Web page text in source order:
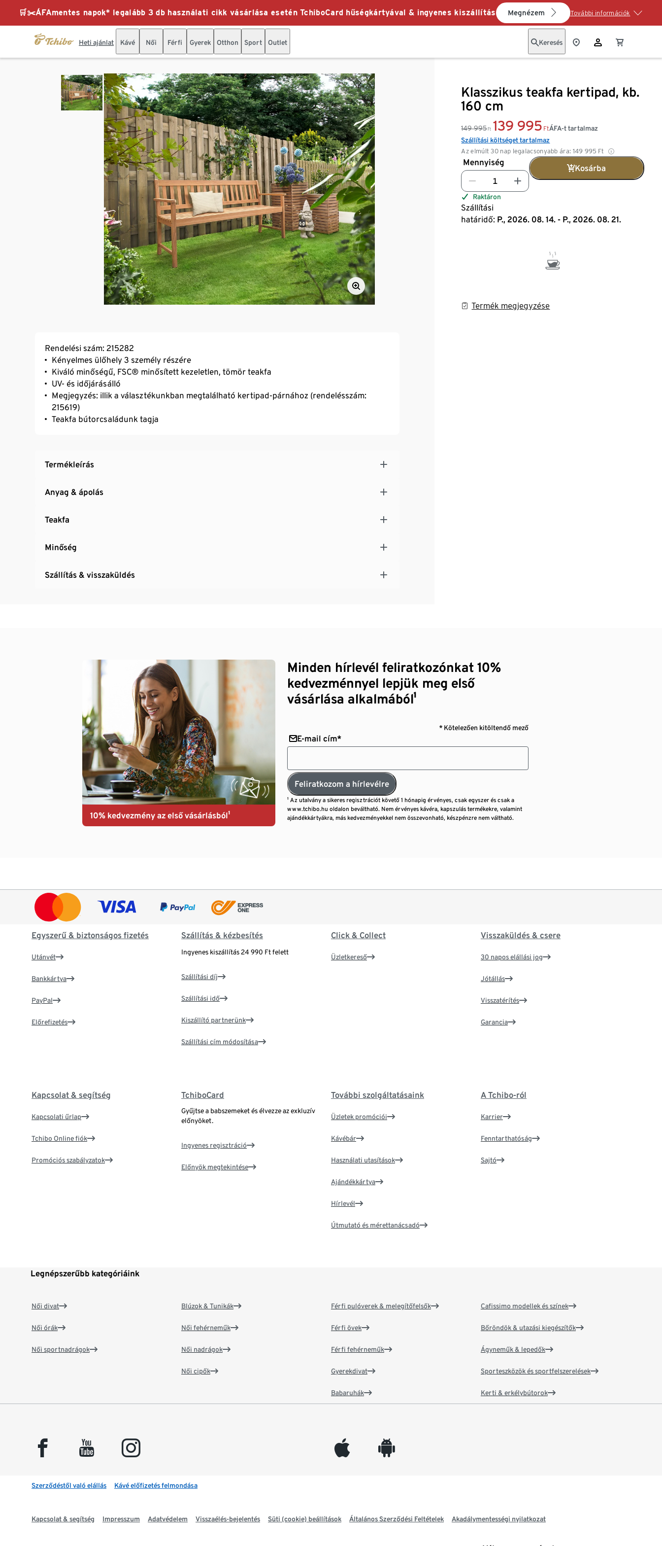
🛒✂️ÁFAmentes napok* legalább 3 db használati cikk vásárlása esetén TchiboCard hűségkártyával & ingyenes kiszállítás Megnézem További információk
Heti ajánlat Kávé Női Férfi Gyerek Otthon Sport Outlet Keresés
Klasszikus teakfa kertipad, kb.
160 cm
149 995 Ft 139 995 Ft
Az elmúlt 30 nap legalacsonyabb ára: 149 995 Ft
ÁFA-t tartalmaz
Szállítási költséget tartalmaz
Mennyiség
Kosárba
Raktáron
Szállítási
határidő: P., 2026. 08. 14. - P., 2026. 08. 21.
Termék megjegyzése
Rendelési szám: 215282
Kényelmes ülőhely 3 személy részére
Kiváló minőségű, FSC® minősített kezeletlen, tömör teakfa
UV- és időjárásálló
Megjegyzés: illik a választékunkban megtalálható kertipad-párnához (rendelésszám:
215619)
Teakfa bútorcsaládunk tagja
Termékleírás
Anyag & ápolás
Teakfa
Minőség
Szállítás & visszaküldés
10% kedvezmény az első vásárlásból¹
Minden hírlevél feliratkozónkat 10%
kedvezménnyel lepjük meg első
vásárlása alkalmából¹
* Kötelezően kitöltendő mező
E-mail cím*
Feliratkozom a hírlevélre
¹ Az utalvány a sikeres regisztrációt követő 1 hónapig érvényes, csak egyszer és csak a
www.tchibo.hu oldalon beváltható. Nem érvényes kávéra, kapszulás termékekre, valamint
ajándékkártyákra, más kedvezményekkel nem összevonható, készpénzre nem váltható.
Egyszerű & biztonságos fizetés
Utánvét
Bankkártya
PayPal
Előrefizetés
Szállítás & kézbesítés
Ingyenes kiszállítás 24 990 Ft felett
Szállítási díj
Szállítási idő
Kiszállító partnerünk
Szállítási cím módosítása
Click & Collect
Üzletkereső
Visszaküldés & csere
30 napos elállási jog
Jótállás
Visszatérítés
Garancia
Kapcsolat & segítség
Kapcsolati űrlap
Tchibo Online fiók
Promóciós szabályzatok
TchiboCard
Gyűjtse a babszemeket és élvezze az exkluzív
előnyöket.
Ingyenes regisztráció
Előnyök megtekintése
További szolgáltatásaink
Üzletek promóciói
Kávébár
Használati utasítások
Ajándékkártya
Hírlevél
Útmutató és mérettanácsadó
A Tchibo-ról
Karrier
Fenntarthatóság
Sajtó
Legnépszerűbb kategóriáink
Női divat
Női órák
Női sportnadrágok
Blúzok & Tunikák
Női fehérneműk
Női nadrágok
Női cipők
Férfi pulóverek & melegítőfelsők
Férfi övek
Férfi fehérneműk
Gyerekdivat
Babaruhák
Cafissimo modellek és színek
Bőröndök & utazási kiegészítők
Ágyneműk & lepedők
Sporteszközök és sportfelszerelések
Kerti & erkélybútorok
facebook youtube instagram appleinc android
Szerződéstől való elállás Kávé előfizetés felmondása
Kapcsolat & segítség Impresszum Adatvédelem Visszaélés-bejelentés Süti (cookie) beállítások Általános Szerződési Feltételek Akadálymentességi nyilatkozat